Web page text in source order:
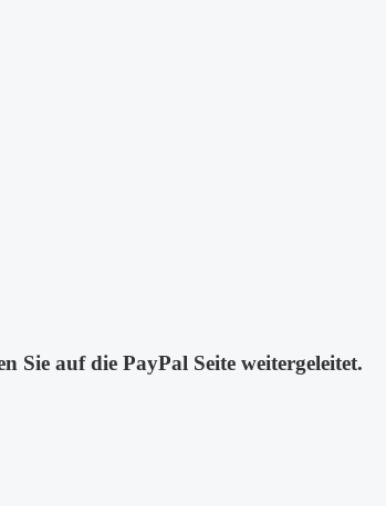
auf die PayPal Seite weitergeleitet.